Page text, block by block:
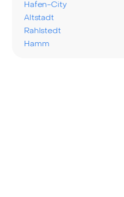
Hafen-City
Altstadt
Rahlstedt
Hamm